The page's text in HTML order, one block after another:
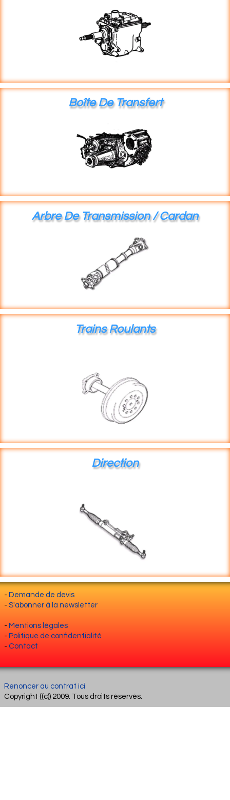
Boîte De Transfert
Arbre De Transmission / Cardan
Trains Roulants
Direction
- Demande de devis
- S'abonner à la newsletter
- Mentions légales
- Politique de confidentialité
- Contact
Renoncer au contrat ici
Copyright ((c)) 2009. Tous droits réservés.